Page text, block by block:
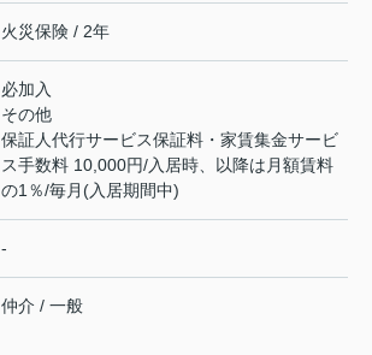
火災保険 / 2年
必加入
その他
保証人代行サービス保証料・家賃集金サービ
ス手数料 10,000円/入居時、以降は月額賃料
の1％/毎月(入居期間中)
-
仲介 / 一般